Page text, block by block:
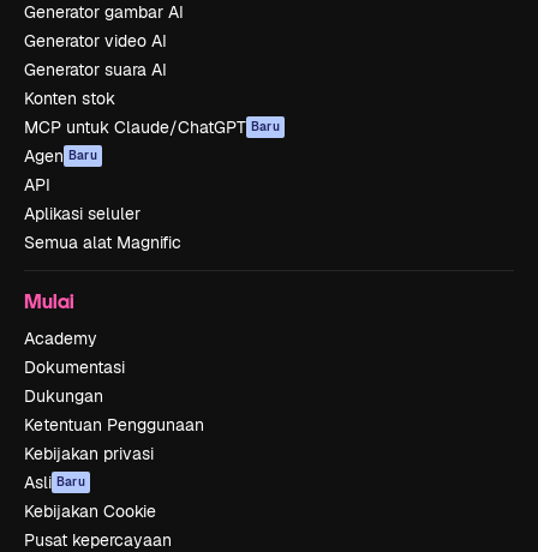
Generator gambar AI
Generator video AI
Generator suara AI
Konten stok
MCP untuk Claude/ChatGPT Baru
Agen Baru
API
Aplikasi seluler
Semua alat Magnific
Mulai
Academy
Dokumentasi
Dukungan
Ketentuan Penggunaan
Kebijakan privasi
Asli Baru
Kebijakan Cookie
Pusat kepercayaan